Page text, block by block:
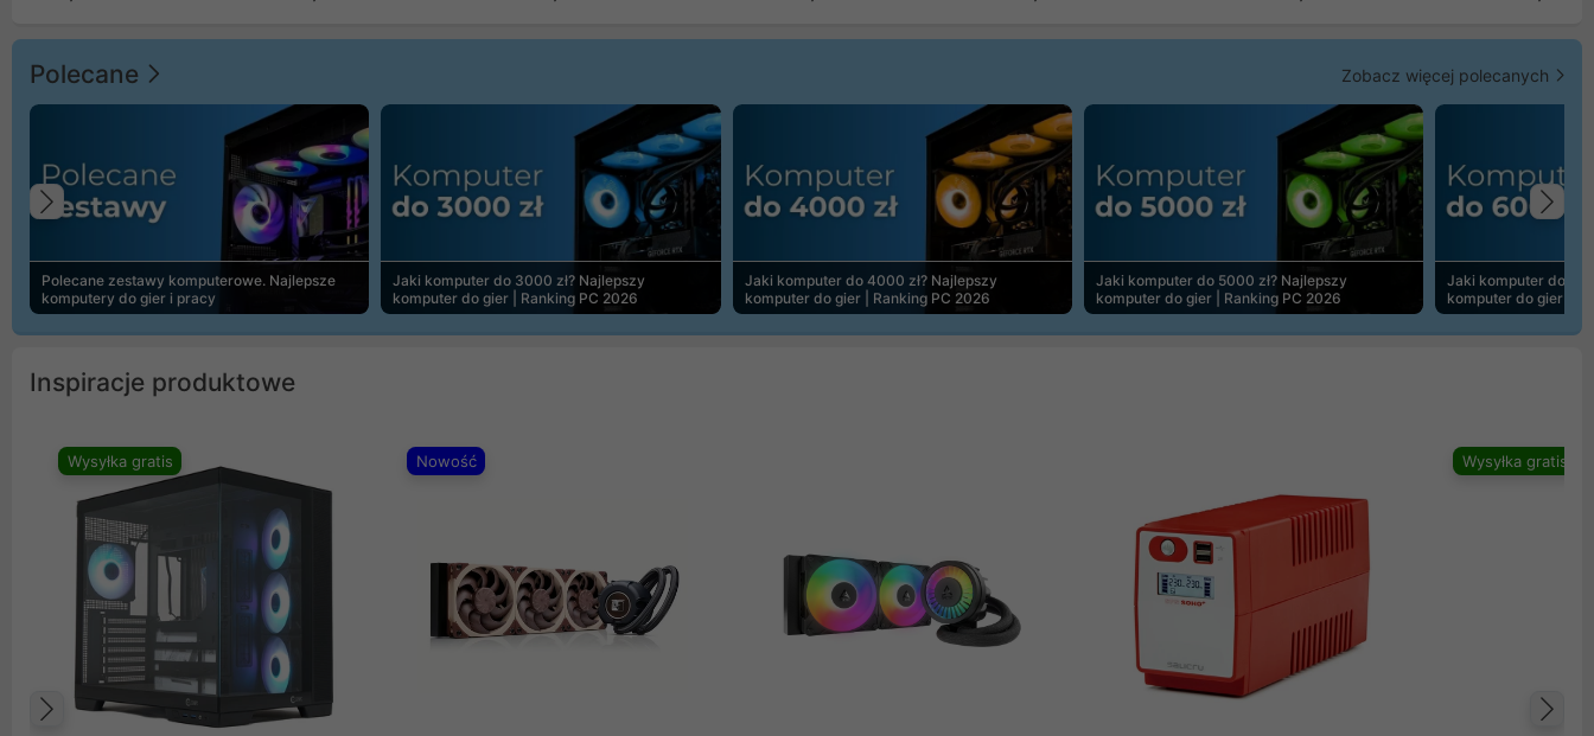
Polecane Zobacz więcej polecanych
Polecane zestawy komputerowe. Najlepsze
komputery do gier i pracy
Jaki komputer do 3000 zł? Najlepszy
komputer do gier | Ranking PC 2026
Jaki komputer do 4000 zł? Najlepszy
komputer do gier | Ranking PC 2026
Jaki komputer do 5000 zł? Najlepszy
komputer do gier | Ranking PC 2026
Jaki komputer do
komputer do gier |
Poprzedni
Inspiracje produktowe
Wysyłka gratis Nowość Wysyłka gratis